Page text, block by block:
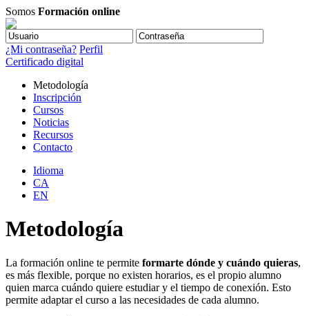
Somos Formación online
¿Mi contraseña? Perfil
Certificado digital
Metodología
Inscripción
Cursos
Noticias
Recursos
Contacto
Idioma
CA
EN
Metodología
La formación online te permite formarte dónde y cuándo quieras,
es más flexible, porque no existen horarios, es el propio alumno
quien marca cuándo quiere estudiar y el tiempo de conexión. Esto
permite adaptar el curso a las necesidades de cada alumno.